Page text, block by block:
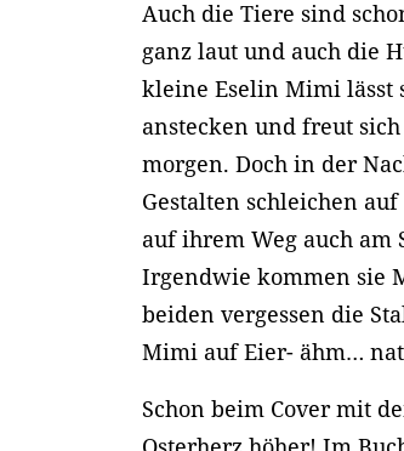
Auch die Tiere sind
ganz laut und auch die
kleine Eselin Mimi lässt
anstecken und freut
morgen. Doch in der
Gestalten schleichen
auf ihrem Weg auch
Irgendwie kommen sie
beiden vergessen die
Mimi auf Eier- ähm…
Schon beim Cover mit